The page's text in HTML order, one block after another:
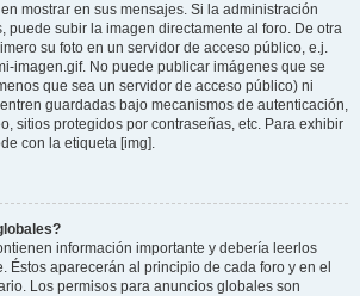
mostrar en sus mensajes. Si la administración
puede subir la imagen directamente al foro. De otra
su foto en un servidor de acceso público, e.j.
imagen.gif. No puede publicar imágenes que se
que sea un servidor de acceso público) ni
guardadas bajo mecanismos de autenticación,
sitios protegidos por contraseñas, etc. Para exhibir
con la etiqueta [img].
información importante y debería leerlos
Éstos aparecerán al principio de cada foro y en el
Los permisos para anuncios globales son